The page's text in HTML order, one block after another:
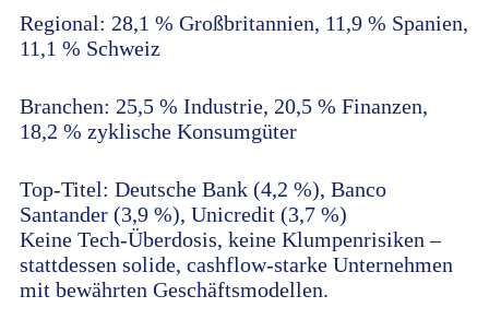
Regional: 28,1 % Großbritannien, 11,9 % Spanien,
11,1 % Schweiz
Branchen: 25,5 % Industrie, 20,5 % Finanzen,
18,2 % zyklische Konsumgüter
Top-Titel: Deutsche Bank (4,2 %), Banco
Santander (3,9 %), Unicredit (3,7 %)
Keine Tech-Überdosis, keine Klumpenrisiken –
stattdessen solide, cashflow-starke Unternehmen
mit bewährten Geschäftsmodellen.